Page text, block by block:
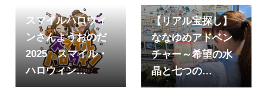
年に東京美術学校を卒業し
た香月は、従軍と抑留によ
って画業の中断を余儀なく
されながらも、1950年代末
に独特の画風を確立するま
で、邸宅の一部は毛利家
代々の宝物を所蔵する博物
館として公開されていま
す。雪舟筆「四季山水図」
をはじめとする国宝などを
入れ替えつつ展示してお
スマイルハロウィ
ンさんようおのだ
2025 スマイル・
ハロウィン…
【リアル宝探し】
ななゆめアドベン
チャー～希望の水
晶と七つの…